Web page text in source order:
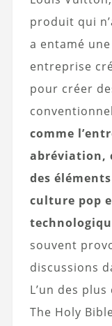
produit qui
a entamé
entreprise
pour créer
comme
abréviation,
des
culture pop
souvent
discussions
L’un des
The Holy